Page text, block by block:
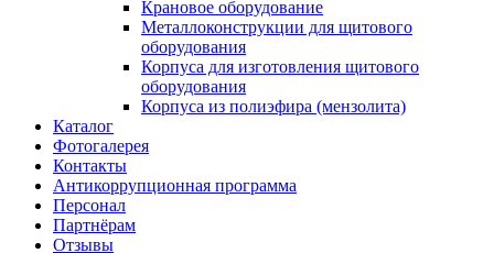
Крановое оборудование
Металлоконструкции для щитового
оборудования
Корпуса для изготовления щитового
оборудования
Корпуса из полиэфира (мензолита)
Каталог
Фотогалерея
Контакты
Антикоррупционная программа
Персонал
Партнёрам
Отзывы